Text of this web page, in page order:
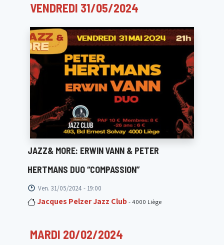
VENDREDI 31/05/2024
JAZZ& MORE: ERWIN VANN & PETER
HERTMANS DUO “COMPASSION”
Ven. 31/05/2024 - 19:00
Jacques Pelzer Jazz Club- 4000 Liège
MARDI 20/02/2024